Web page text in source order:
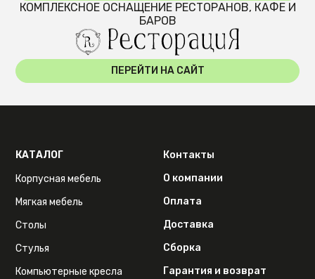
КОМПЛЕКСНОЕ ОСНАЩЕНИЕ РЕСТОРАНОВ, КАФЕ И
БАРОВ
ПЕРЕЙТИ НА САЙТ
КАТАЛОГ
Корпусная мебель
Мягкая мебель
Столы
Стулья
Компьютерные кресла
Контакты
О компании
Оплата
Доставка
Сборка
Гарантия и возврат